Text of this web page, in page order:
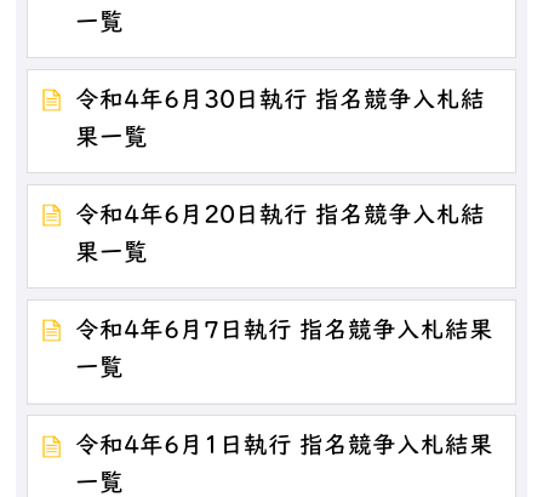
一覧
令和4年6月30日執行 指名競争入札結
果一覧
令和4年6月20日執行 指名競争入札結
果一覧
令和4年6月7日執行 指名競争入札結果
一覧
令和4年6月1日執行 指名競争入札結果
一覧